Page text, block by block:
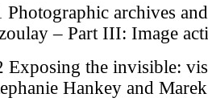
Photographic archives
– Part III: Image
Exposing the invisible:
Hankey and